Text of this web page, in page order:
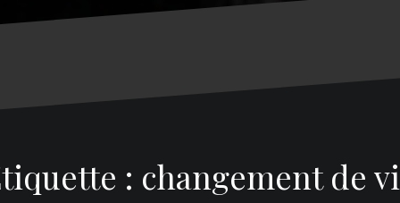
: changement de